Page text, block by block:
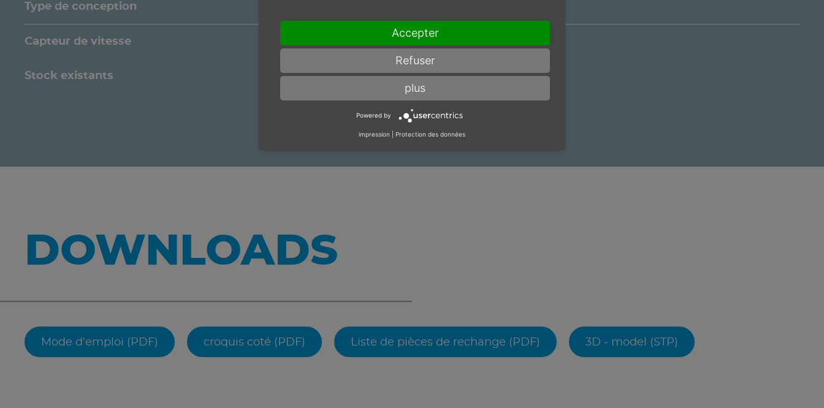
Type de conception
Capteur de vitesse
Stock existants Pas en stock
DOWNLOADS
Mode d'emploi (PDF) croquis coté (PDF) Liste de pièces de rechange (PDF) 3D - model (STP)
Accepter
Refuser
plus
Powered by
impression Protection des données